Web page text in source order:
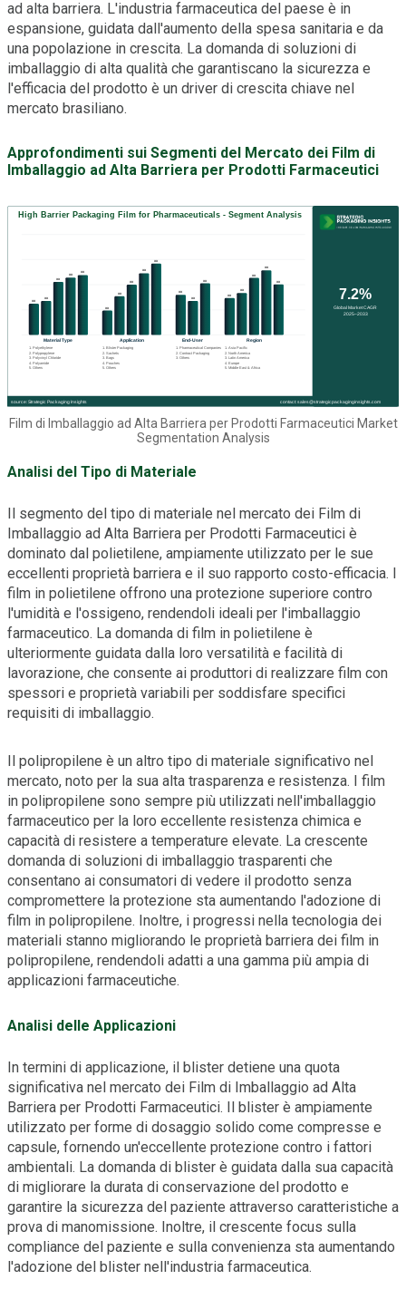
ad alta barriera. L'industria farmaceutica del paese è in
espansione, guidata dall'aumento della spesa sanitaria e da
una popolazione in crescita. La domanda di soluzioni di
imballaggio di alta qualità che garantiscano la sicurezza e
l'efficacia del prodotto è un driver di crescita chiave nel
mercato brasiliano.
Approfondimenti sui Segmenti del Mercato dei Film di
Imballaggio ad Alta Barriera per Prodotti Farmaceutici
Film di Imballaggio ad Alta Barriera per Prodotti Farmaceutici Market
Segmentation Analysis
Analisi del Tipo di Materiale
Il segmento del tipo di materiale nel mercato dei Film di
Imballaggio ad Alta Barriera per Prodotti Farmaceutici è
dominato dal polietilene, ampiamente utilizzato per le sue
eccellenti proprietà barriera e il suo rapporto costo-efficacia. I
film in polietilene offrono una protezione superiore contro
l'umidità e l'ossigeno, rendendoli ideali per l'imballaggio
farmaceutico. La domanda di film in polietilene è
ulteriormente guidata dalla loro versatilità e facilità di
lavorazione, che consente ai produttori di realizzare film con
spessori e proprietà variabili per soddisfare specifici
requisiti di imballaggio.
Il polipropilene è un altro tipo di materiale significativo nel
mercato, noto per la sua alta trasparenza e resistenza. I film
in polipropilene sono sempre più utilizzati nell'imballaggio
farmaceutico per la loro eccellente resistenza chimica e
capacità di resistere a temperature elevate. La crescente
domanda di soluzioni di imballaggio trasparenti che
consentano ai consumatori di vedere il prodotto senza
compromettere la protezione sta aumentando l'adozione di
film in polipropilene. Inoltre, i progressi nella tecnologia dei
materiali stanno migliorando le proprietà barriera dei film in
polipropilene, rendendoli adatti a una gamma più ampia di
applicazioni farmaceutiche.
Analisi delle Applicazioni
In termini di applicazione, il blister detiene una quota
significativa nel mercato dei Film di Imballaggio ad Alta
Barriera per Prodotti Farmaceutici. Il blister è ampiamente
utilizzato per forme di dosaggio solido come compresse e
capsule, fornendo un'eccellente protezione contro i fattori
ambientali. La domanda di blister è guidata dalla sua capacità
di migliorare la durata di conservazione del prodotto e
garantire la sicurezza del paziente attraverso caratteristiche a
prova di manomissione. Inoltre, il crescente focus sulla
compliance del paziente e sulla convenienza sta aumentando
l'adozione del blister nell'industria farmaceutica.